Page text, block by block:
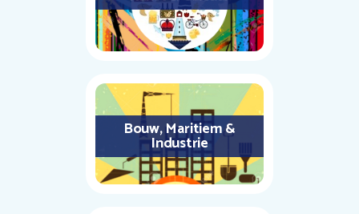
Bouw, Maritiem &
Industrie